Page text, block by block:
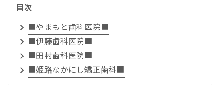
目次
■やまもと歯科医院■
■伊藤歯科医院■
■田村歯科医院■
■姫路なかにし矯正歯科■